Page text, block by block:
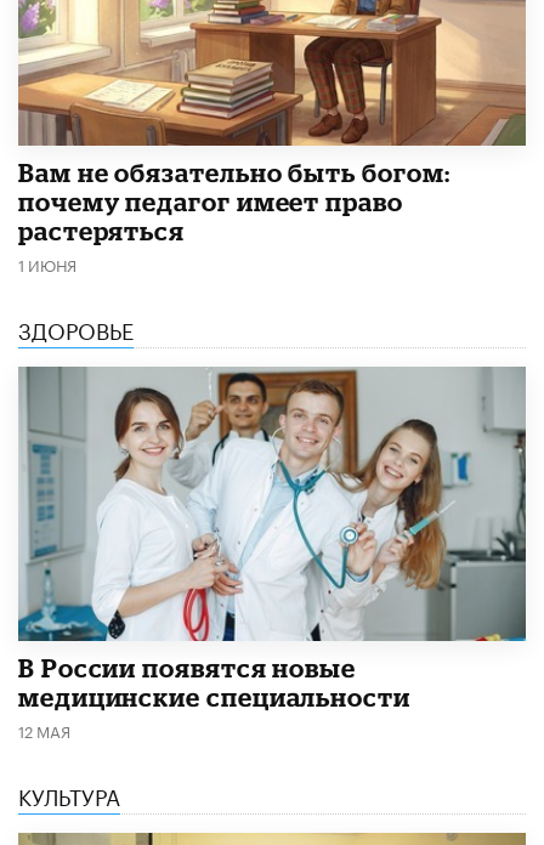
​Вам не обязательно быть богом:
почему педагог имеет право
растеряться
1 ИЮНЯ
ЗДОРОВЬЕ
В России появятся новые
медицинские специальности
12 МАЯ
КУЛЬТУРА